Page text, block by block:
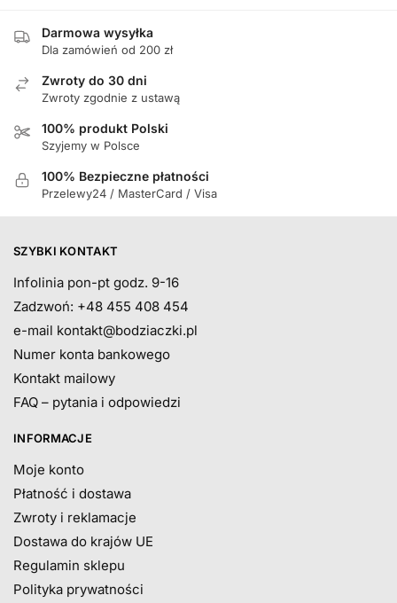
Darmowa wysyłka
Dla zamówień od 200 zł
Zwroty do 30 dni
Zwroty zgodnie z ustawą
100% produkt Polski
Szyjemy w Polsce
100% Bezpieczne płatności
Przelewy24 / MasterCard / Visa
SZYBKI KONTAKT
Infolinia pon-pt godz. 9-16
Zadzwoń: +48 455 408 454
e-mail kontakt@bodziaczki.pl
Numer konta bankowego
Kontakt mailowy
FAQ – pytania i odpowiedzi
INFORMACJE
Moje konto
Płatność i dostawa
Zwroty i reklamacje
Dostawa do krajów UE
Regulamin sklepu
Polityka prywatności